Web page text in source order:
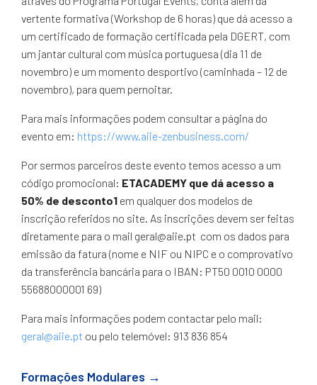
vertente formativa (Workshop de 6 horas) que dá acesso a
um certificado de formação certificada pela DGERT, com
um jantar cultural com música portuguesa (dia 11 de
novembro) e um momento desportivo (caminhada – 12 de
novembro), para quem pernoitar.
Para mais informações podem consultar a página do
evento em: https://www.aiie-zenbusiness.com/
Por sermos parceiros deste evento temos acesso a um
código promocional: ETACADEMY que dá acesso a
50% de desconto1 em qualquer dos modelos de
inscrição referidos no site. As inscrições devem ser feitas
diretamente para o mail geral@aiie.pt com os dados para
emissão da fatura (nome e NIF ou NIPC e o comprovativo
da transferência bancária para o IBAN: PT50 0010 0000
55688000001 69)
Para mais informações podem contactar pelo mail:
geral@aiie.pt ou pelo telemóvel: 913 836 854
Formações Modulares →